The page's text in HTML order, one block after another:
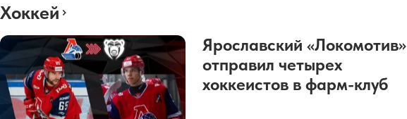
Хоккей
Ярославский «Локомотив»
отправил четырех
хоккеистов в фарм-клуб